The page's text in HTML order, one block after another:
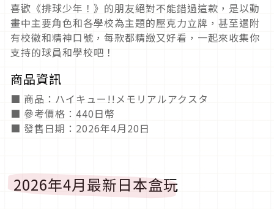
喜歡《排球少年！》的朋友絕對不能錯過這款，是以動
畫中主要角色和各學校為主題的壓克力立牌，甚至還附
有校徽和精神口號，每款都精緻又好看，一起來收集你
支持的球員和學校吧！
商品資訊
■ 商品：ハイキュー!!メモリアルアクスタ
■ 參考價格：440日幣
■ 發售日期：2026年4月20日
2026年4月最新日本盒玩